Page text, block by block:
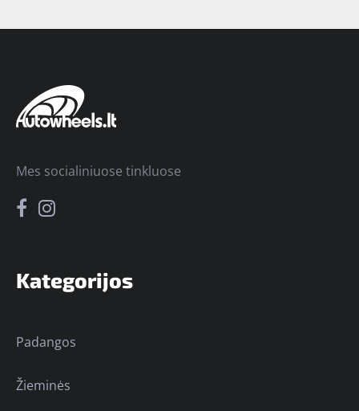
Kategorijos
Padangos
Žieminės
Mes socialiniuose tinkluose